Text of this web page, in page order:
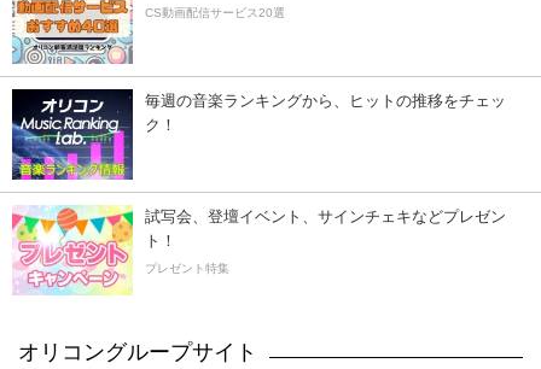
CS動画配信サービス20選
毎週の音楽ランキングから、ヒットの推移をチェッ
ク！
試写会、登壇イベント、サインチェキなどプレゼン
ト！
プレゼント特集
オリコングループサイト